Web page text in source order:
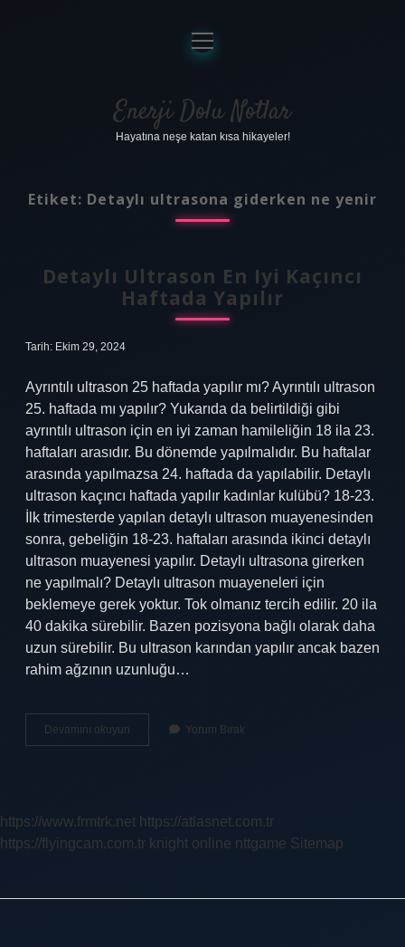
Anasayfa
Gizlilik Politikası
Yasal Uyarı
menüyü
aç
Enerji Dolu Notlar
Hayatına neşe katan kısa hikayeler!
Etiket: Detaylı ultrasona giderken ne yenir
Detaylı Ultrason En Iyi Kaçıncı
Haftada Yapılır
Tarih: Ekim 29, 2024
Ayrıntılı ultrason 25 haftada yapılır mı? Ayrıntılı ultrason
25. haftada mı yapılır? Yukarıda da belirtildiği gibi
ayrıntılı ultrason için en iyi zaman hamileliğin 18 ila 23.
haftaları arasıdır. Bu dönemde yapılmalıdır. Bu haftalar
arasında yapılmazsa 24. haftada da yapılabilir. Detaylı
ultrason kaçıncı haftada yapılır kadınlar kulübü? 18-23.
İlk trimesterde yapılan detaylı ultrason muayenesinden
sonra, gebeliğin 18-23. haftaları arasında ikinci detaylı
ultrason muayenesi yapılır. Detaylı ultrasona girerken
ne yapılmalı? Detaylı ultrason muayeneleri için
beklemeye gerek yoktur. Tok olmanız tercih edilir. 20 ila
40 dakika sürebilir. Bazen pozisyona bağlı olarak daha
uzun sürebilir. Bu ultrason karından yapılır ancak bazen
rahim ağzının uzunluğu…
Devamını okuyun
Ultrason
Yapılır
Yorum Bırak
https://www.frmtrk.net https://atlasnet.com.tr
https://flyingcam.com.tr knight online nttgame Sitemap